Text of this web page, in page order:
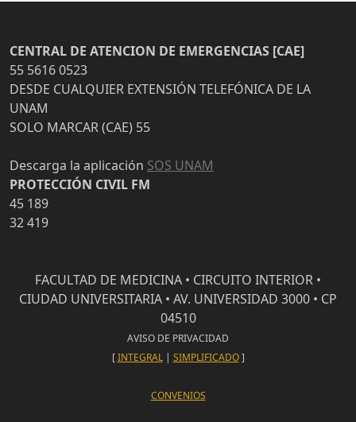
CENTRAL DE ATENCION DE EMERGENCIAS [CAE]
55 5616 0523
DESDE CUALQUIER EXTENSIÓN TELEFÓNICA DE LA
UNAM
SOLO MARCAR (CAE) 55
Descarga la aplicación SOS UNAM
PROTECCIÓN CIVIL FM
45 189
32 419
FACULTAD DE MEDICINA • CIRCUITO INTERIOR •
CIUDAD UNIVERSITARIA • AV. UNIVERSIDAD 3000 • CP
04510
AVISO DE PRIVACIDAD
[INTEGRAL| SIMPLIFICADO]
CONVENIOS